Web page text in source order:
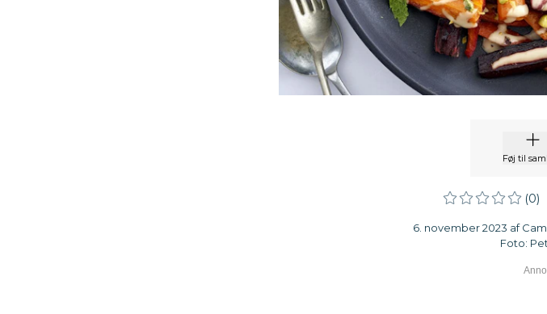
Føj til
(0)
6. november 2023 af
Foto: